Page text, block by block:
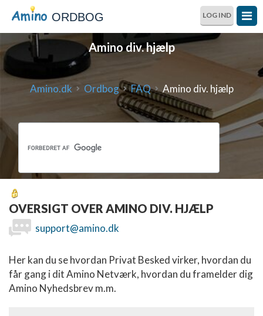
ORDBOG LOG IND
Amino div. hjælp
Amino.dk Ordbog FAQ Amino div. hjælp
OVERSIGT OVER AMINO DIV. HJÆLP
support@amino.dk
Her kan du se hvordan Privat Besked virker, hvordan du
får gang i dit Amino Netværk, hvordan du framelder dig
Amino Nyhedsbrev m.m.